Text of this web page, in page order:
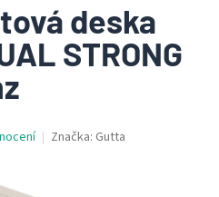
deska
STRONG
Značka: Gutta